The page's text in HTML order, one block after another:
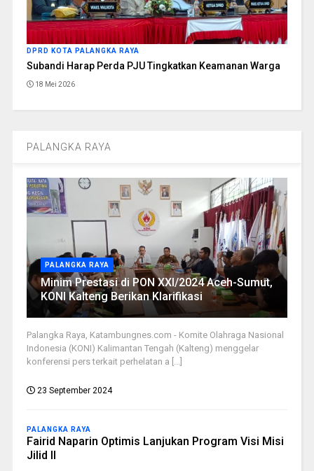
DPRD KOTA PALANGKA RAYA
Subandi Harap Perda PJU Tingkatkan Keamanan Warga
18 Mei 2026
PALANGKA RAYA
PALANGKA RAYA
Minim Prestasi di PON XXI/2024 Aceh-Sumut,
KONI Kalteng Berikan Klarifikasi
Palangka Raya, Katambungnes.com - Komite Olahraga Nasional
Indonesia (KONI) Kalimantan Tengah (Kalteng) menggelar
konferensi pers terkait perhelatan a [...]
23 September 2024
PALANGKA RAYA
Fairid Naparin Optimis Lanjukan Program Visi Misi
Jilid II